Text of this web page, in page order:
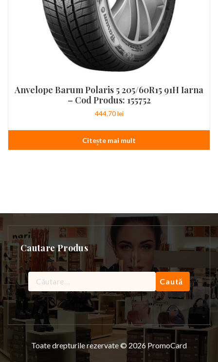
Anvelope Barum Polaris 5 205/60R15 91H Iarna
– Cod Produs: 155752
444,70lei
Citește mai mult
Cautare Produs
Caută
după:
Toate drepturile rezervate © 2026 PromoCard